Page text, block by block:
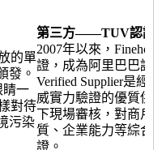
第三方——TUV認證
的單
發。
睛一
對待
污染
2007年以來，
證，成為阿里巴巴認
Verified Supplier是經
威實力驗證的優質供
下現場審核，對商戶
質、企業能力等綜合
證。